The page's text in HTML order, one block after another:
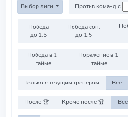
Выбор лиги Против команд с
Победа
до 1.5
Победа соп.
до 1.5
Победа в 1-
тайме
Поражение в 1-
тайме
Только с текущим тренером Все
После 🏆 Кроме после 🏆 Все